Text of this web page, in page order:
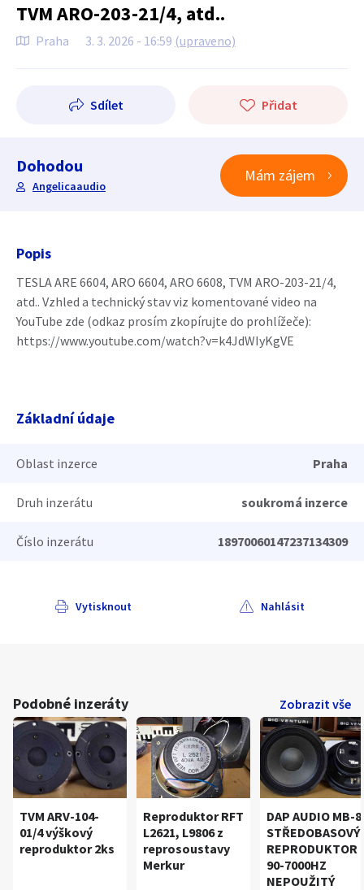
TVM ARO-203-21/4, atd..
Praha 3. 3. 2026 - 16:59 (upraveno)
Sdílet Přidat
Dohodou
Angelicaaudio
Mám zájem
Popis
TESLA ARE 6604, ARO 6604, ARO 6608, TVM ARO-203-21/4,
atd.. Vzhled a technický stav viz komentované video na
YouTube zde (odkaz prosím zkopírujte do prohlížeče):
https://www.youtube.com/watch?v=k4JdWIyKgVE
Základní údaje
Oblast inzerce Praha
Druh inzerátu soukromá inzerce
Číslo inzerátu 18970060147237134309
Vytisknout Nahlásit
Podobné inzeráty Zobrazit vše
TVM ARV-104-
01/4 výškový
reproduktor 2ks
Reproduktor RFT
L2621, L9806 z
reprosoustavy
Merkur
DAP AUDIO MB-8
STŘEDOBASOVÝ
REPRODUKTOR
90-7000HZ
NEPOUŽITÝ